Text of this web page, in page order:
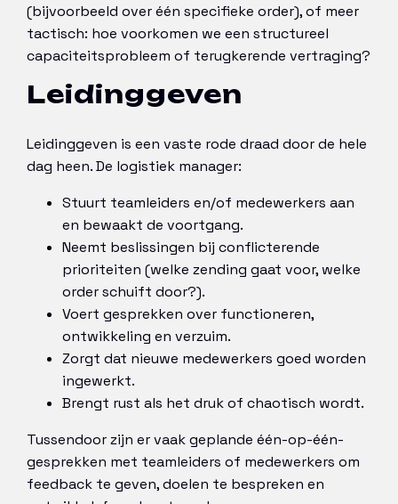
(bijvoorbeeld over één specifieke order), of meer
tactisch: hoe voorkomen we een structureel
capaciteitsprobleem of terugkerende vertraging?
Leidinggeven
Leidinggeven is een vaste rode draad door de hele
dag heen. De logistiek manager:
Stuurt teamleiders en/of medewerkers aan
en bewaakt de voortgang.
Neemt beslissingen bij conflicterende
prioriteiten (welke zending gaat voor, welke
order schuift door?).
Voert gesprekken over functioneren,
ontwikkeling en verzuim.
Zorgt dat nieuwe medewerkers goed worden
ingewerkt.
Brengt rust als het druk of chaotisch wordt.
Tussendoor zijn er vaak geplande één-op-één-
gesprekken met teamleiders of medewerkers om
feedback te geven, doelen te bespreken en